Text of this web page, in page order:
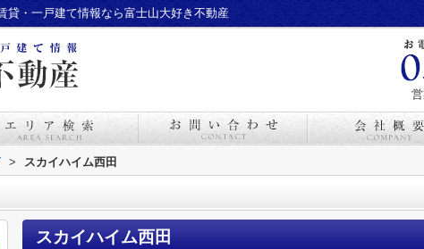
貸・一戸建て情報なら富士山大好き不動産
> スカイハイム西田
スカイハイム西田